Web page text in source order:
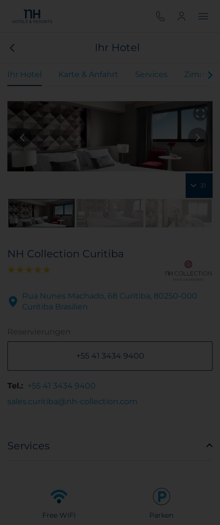
Ihr Hotel
Ihr Hotel Karte & Anfahrt Services Zimmer
31
NH Collection Curitiba
Rua Nunes Machado, 68 Curitiba, 80250-000
Curitiba Brasilien
Reservierungen
+55 41 3434 9400
Tel.: +55 41 3434 9400
sales.curitiba@nh-collection.com
Services
Free WIFI Parken